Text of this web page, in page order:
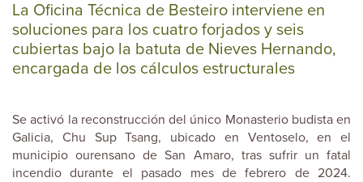
La Oficina Técnica de Besteiro interviene en
soluciones para los cuatro forjados y seis
cubiertas bajo la batuta de Nieves Hernando,
encargada de los cálculos estructurales
Se activó la reconstrucción del único Monasterio budista en
Galicia, Chu Sup Tsang, ubicado en Ventoselo, en el
municipio ourensano de San Amaro, tras sufrir un fatal
incendio durante el pasado mes de febrero de 2024.